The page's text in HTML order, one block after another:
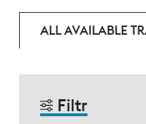
ALL AVAILABLE
Filtr